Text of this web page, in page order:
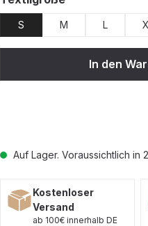
Auf Lager. Voraussichtlich in
S M L
In den
Kostenloser
Versand
ab 100€ innerhalb DE